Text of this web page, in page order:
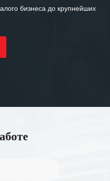
бизнеса до крупнейших